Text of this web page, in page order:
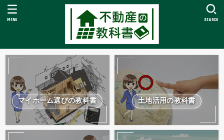
SEARCH
MENU
マイホーム選びの教科書 土地活用の教科書